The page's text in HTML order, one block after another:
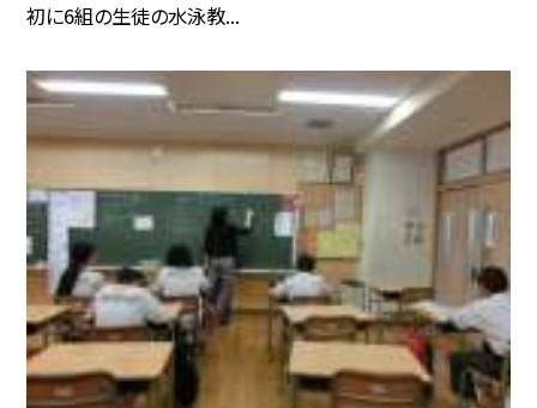
初に6組の生徒の水泳教...